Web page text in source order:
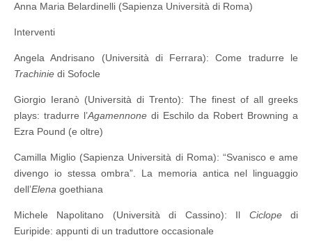
Anna Maria Belardinelli (Sapienza Università di Roma)
Interventi
Angela Andrisano (Università di Ferrara): Come tradurre le
Trachinie di Sofocle
Giorgio Ieranò (Università di Trento): The finest of all greeks
plays: tradurre l’Agamennone di Eschilo da Robert Browning a
Ezra Pound (e oltre)
Camilla Miglio (Sapienza Università di Roma): “Svanisco e ame
divengo io stessa ombra”. La memoria antica nel linguaggio
dell’Elena goethiana
Michele Napolitano (Università di Cassino): Il Ciclopedi
Euripide: appunti di un traduttore occasionale